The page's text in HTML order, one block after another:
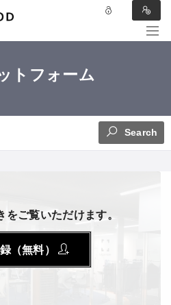
トフォーム
Search
をご覧いただけます。
（無料）